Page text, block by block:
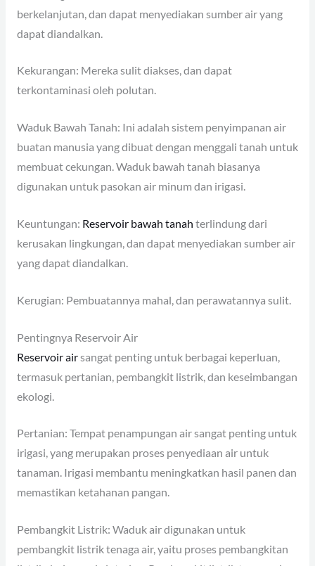
berkelanjutan, dan dapat menyediakan sumber air yang
dapat diandalkan.
Kekurangan: Mereka sulit diakses, dan dapat
terkontaminasi oleh polutan.
Waduk Bawah Tanah: Ini adalah sistem penyimpanan air
buatan manusia yang dibuat dengan menggali tanah untuk
membuat cekungan. Waduk bawah tanah biasanya
digunakan untuk pasokan air minum dan irigasi.
Keuntungan: Reservoir bawah tanah terlindung dari
kerusakan lingkungan, dan dapat menyediakan sumber air
yang dapat diandalkan.
Kerugian: Pembuatannya mahal, dan perawatannya sulit.
Pentingnya Reservoir Air
Reservoir airsangat penting untuk berbagai keperluan,
termasuk pertanian, pembangkit listrik, dan keseimbangan
ekologi.
Pertanian: Tempat penampungan air sangat penting untuk
irigasi, yang merupakan proses penyediaan air untuk
tanaman. Irigasi membantu meningkatkan hasil panen dan
memastikan ketahanan pangan.
Pembangkit Listrik: Waduk air digunakan untuk
pembangkit listrik tenaga air, yaitu proses pembangkitan